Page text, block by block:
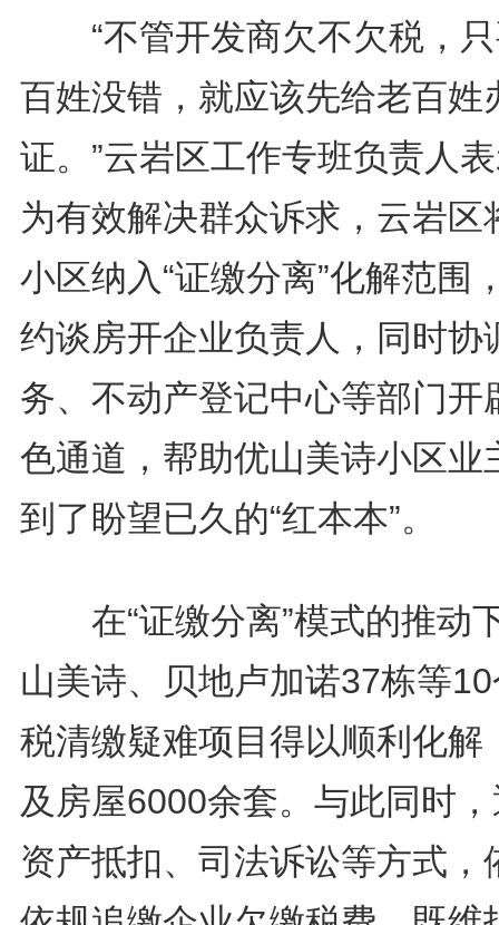
“不管开发商欠不欠税，只
百姓没错，就应该先给老百姓
证。”云岩区工作专班负责人
为有效解决群众诉求，云岩区
小区纳入“证缴分离”化解范围
约谈房开企业负责人，同时协
务、不动产登记中心等部门开
色通道，帮助优山美诗小区业
到了盼望已久的“红本本”。
在“证缴分离”模式的推动
山美诗、贝地卢加诺37栋等
税清缴疑难项目得以顺利化解
及房屋6000余套。与此同时
资产抵扣、司法诉讼等方式，